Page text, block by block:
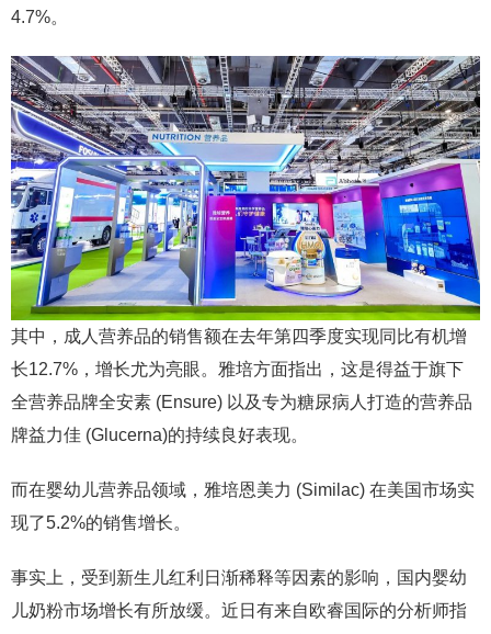
4.7%。
其中，成人营养品的销售额在去年第四季度实现同比有机增
长12.7%，增长尤为亮眼。雅培方面指出，这是得益于旗下
全营养品牌全安素 (Ensure) 以及专为糖尿病人打造的营养品
牌益力佳 (Glucerna)的持续良好表现。
而在婴幼儿营养品领域，雅培恩美力 (Similac) 在美国市场实
现了5.2%的销售增长。
事实上，受到新生儿红利日渐稀释等因素的影响，国内婴幼
儿奶粉市场增长有所放缓。近日有来自欧睿国际的分析师指